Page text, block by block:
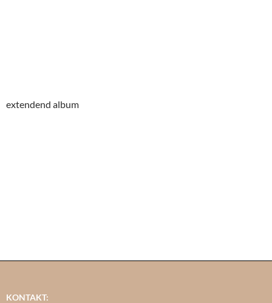
extendend album
KONTAKT: